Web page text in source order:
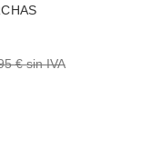
€ sin IVA